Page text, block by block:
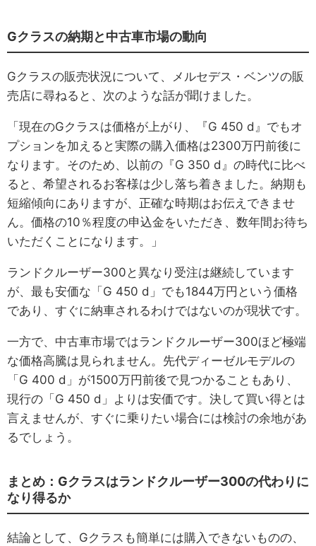
Gクラスの納期と中古車市場の動向
Gクラスの販売状況について、メルセデス・ベンツの販
売店に尋ねると、次のような話が聞けました。
「現在のGクラスは価格が上がり、『G 450 d』でもオ
プションを加えると実際の購入価格は2300万円前後に
なります。そのため、以前の『G 350 d』の時代に比べ
ると、希望されるお客様は少し落ち着きました。納期も
短縮傾向にありますが、正確な時期はお伝えできませ
ん。価格の10％程度の申込金をいただき、数年間お待ち
いただくことになります。」
ランドクルーザー300と異なり受注は継続しています
が、最も安価な「G 450 d」でも1844万円という価格
であり、すぐに納車されるわけではないのが現状です。
一方で、中古車市場ではランドクルーザー300ほど極端
な価格高騰は見られません。先代ディーゼルモデルの
「G 400 d」が1500万円前後で見つかることもあり、
現行の「G 450 d」よりは安価です。決して買い得とは
言えませんが、すぐに乗りたい場合には検討の余地があ
るでしょう。
まとめ：Gクラスはランドクルーザー300の代わりに
なり得るか
結論として、Gクラスも簡単には購入できないものの、